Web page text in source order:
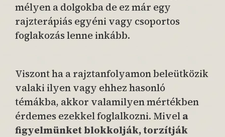
mélyen a dolgokba de ez már egy
rajzterápiás egyéni vagy csoportos
foglakozás lenne inkább.
Viszont ha a rajztanfolyamon beleütközik
valaki ilyen vagy ehhez hasonló
témákba, akkor valamilyen mértékben
érdemes ezekkel foglalkozni. Mivela
figyelmünket blokkolják, torzítják